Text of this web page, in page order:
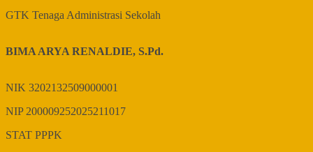
GTK Tenaga Administrasi Sekolah
BIMA ARYA RENALDIE, S.Pd.
NIK 3202132509000001
NIP200009252025211017
STAT PPPK